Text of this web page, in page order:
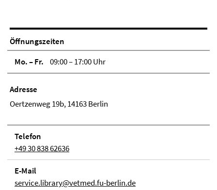
Öffnungszeiten
Mo. – Fr.
09:00 – 17:00 Uhr
Adresse
Oertzenweg 19b, 14163 Berlin
Telefon
+49 30 838 62636
E-Mail
service.library@vetmed.fu-berlin.de